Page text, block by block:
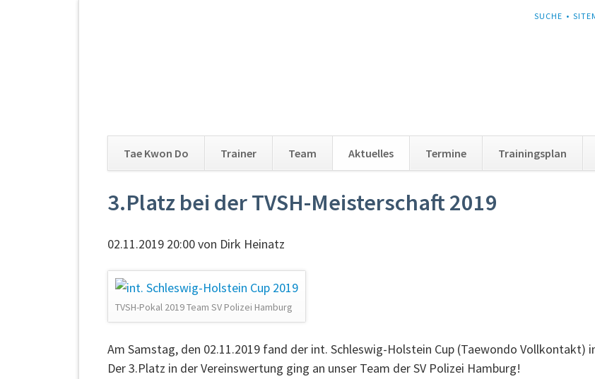
NAVIGATION
SUCHE
Tae Kwon Do Trainer Team Aktuelles Termine Trainingsplan
überspringen
3.Platz bei der TVSH-Meisterschaft 2019
02.11.2019 20:00von Dirk Heinatz
TVSH-Pokal 2019 Team SV Polizei Hamburg
Am Samstag, den 02.11.2019 fand der int. Schleswig-Holstein Cup (Taewondo Vollkontakt)
Der 3.Platz in der Vereinswertung ging an unser Team der SV Polizei Hamburg!